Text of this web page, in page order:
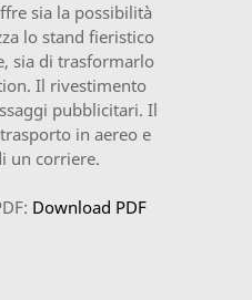
sia la possibilità
lo stand fieristico
sia di trasformarlo
Il rivestimento
pubblicitari. Il
in aereo e
un corriere.
Download PDF